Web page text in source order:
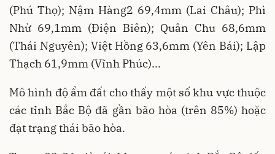
(Phú Thọ); Nậm Hàng2 69,4mm (Lai Châu); Phì
Nhừ 69,1mm (Điện Biên); Quân Chu 68,6mm
(Thái Nguyên); Việt Hồng 63,6mm (Yên Bái); Lập
Thạch 61,9mm (Vĩnh Phúc)...
Mô hình độ ẩm đất cho thấy một số khu vực thuộc
các tỉnh Bắc Bộ đã gần bão hòa (trên 85%) hoặc
đạt trạng thái bão hòa.